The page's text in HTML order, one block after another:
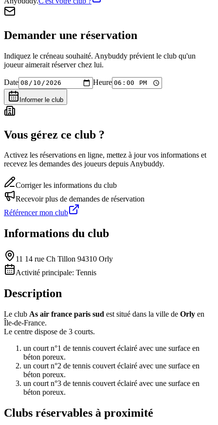
Demander une réservation
Indiquez le créneau souhaité. Anybuddy prévient le club qu'un
joueur aimerait réserver chez lui.
Date Heure
Informer le club
Vous gérez ce club ?
Activez les réservations en ligne, mettez à jour vos informations et
recevez les demandes des joueurs depuis Anybuddy.
Corriger les informations du club
Recevoir plus de demandes de réservation
Référencer mon club
Informations du club
11 14 rue Ch Tillon 94310 Orly
Activité principale: Tennis
Description
Le club As air france paris sud est situé dans la ville de Orly en
Île-de-France.
Le centre dispose de 3 courts.
un court n°1 de tennis couvert éclairé avec une surface en
béton poreux.
un court n°2 de tennis couvert éclairé avec une surface en
béton poreux.
un court n°3 de tennis couvert éclairé avec une surface en
béton poreux.
Clubs réservables à proximité